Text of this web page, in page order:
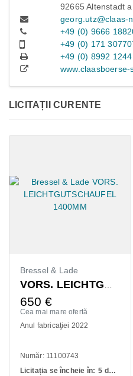
92665 Altenstadt
georg.utz@claas-
+49 (0) 9666
+49 (0) 171
+49 (0) 8992
www.claasboerse-
LICITAȚII CURENTE
Bressel & Lade
VORS. LEICHTGUTSCHAUFEL 1400MM
650 €
Cea mai mare ofertă
Anul fabricaţiei 2022
Număr: 11100743
Licitația se încheie în: 5 days